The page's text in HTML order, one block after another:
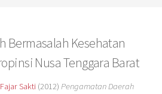
Bermasalah Kesehatan
Nusa Tenggara Barat
Sakti(2012) Pengamatan Daerah